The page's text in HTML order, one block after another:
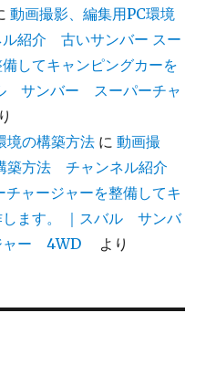
動画撮影、編集用PC環境
紹介 古いサンバー スー
してキャンピングカーを
サンバー スーパーチャ
境の構築方法 に動画撮
築方法 チャンネル紹介
ャージャーを整備してキ
します。 ｜スバル サンバ
ャー 4WD
より